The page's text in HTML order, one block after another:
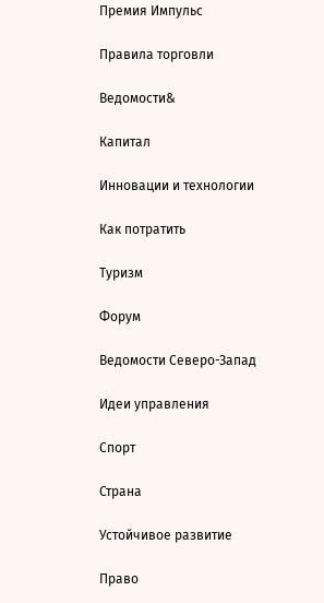
Премия Импульс
Правила торговли
Ведомости&
Капитал
Инновации и технологии
Как потратить
Туризм
Форум
Ведомости Северо-Запад
Идеи управления
Спорт
Страна
Устойчивое развитие
Право